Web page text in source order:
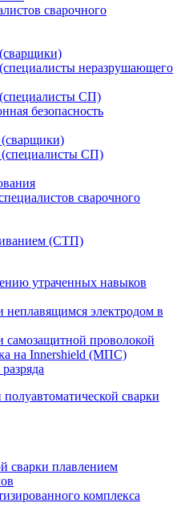
сварочного
неразрушающего
СП)
безопасность
СП)
сварочного
(СТП)
утраченных навыков
электродом в
самозащитной проволокой
на Innershield (МПС)
сварки
сварки плавлением
комплекса